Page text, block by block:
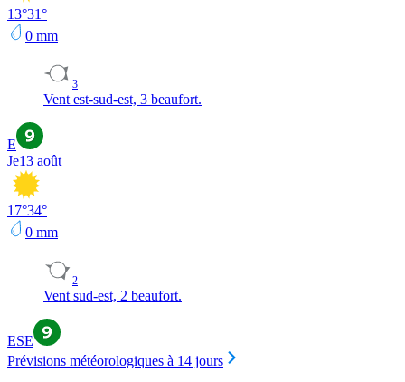
13°31°
0 mm
3
Vent est-sud-est, 3 beaufort.
E
Je13 août
17°34°
0 mm
2
Vent sud-est, 2 beaufort.
ESE
Prévisions météorologiques à 14 jours